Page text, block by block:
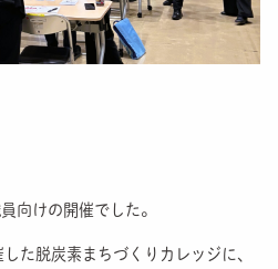
向けの開催でした。
た脱炭素まちづくりカレッジに、